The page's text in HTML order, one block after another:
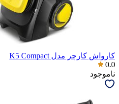
کارواش کارچر مدل K5 Compact
0.0
ناموجود